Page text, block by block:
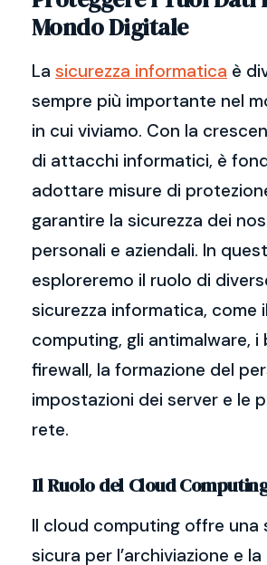
Mondo Digitale
La sicurezza informatica è
sempre più importante nel
in cui viviamo. Con la
di attacchi informatici, è
adottare misure di
garantire la sicurezza dei
personali e aziendali. In
esploreremo il ruolo di
sicurezza informatica, come
computing, gli antimalware, i
firewall, la formazione del
impostazioni dei server e le
rete.
Il Ruolo del Cloud
Il cloud computing offre una
sicura per l’archiviazione e